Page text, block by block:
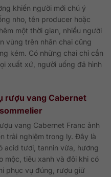
khiến người mới chú ý
nho, tên producer hoặc
một thời gian, nhiều người
vùng trên nhãn chai cũng
kém. Có những chai chỉ cần
xuất xứ, người uống đã hình
rượu vang Cabernet
vang Cabernet Franc ảnh
trải nghiệm trong ly. Đây là
acid tươi, tannin vừa, hương
mộc, tiêu xanh và đôi khi có
phục vụ đúng, rượu giữ